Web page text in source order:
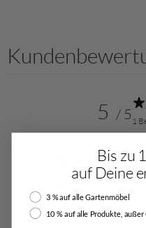
5 / 5 1
Bis zu
auf Deine
Rabattauswahl
3 % auf alle Gartenmöbel
10 % auf alle Produkte,